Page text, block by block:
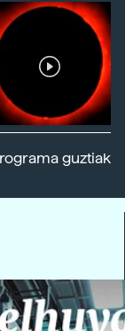
guztiak